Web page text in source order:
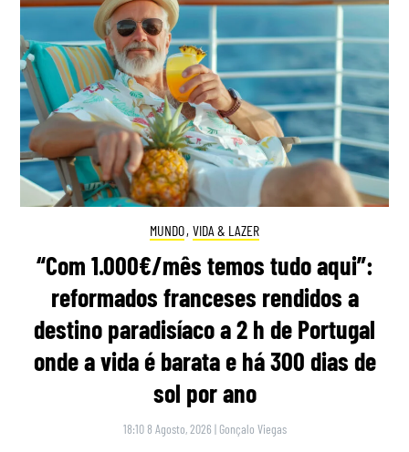
MUNDO, VIDA & LAZER
“Com 1.000€/mês temos tudo aqui”:
reformados franceses rendidos a
destino paradisíaco a 2 h de Portugal
onde a vida é barata e há 300 dias de
sol por ano
18:10 8 Agosto, 2026 | Gonçalo Viegas